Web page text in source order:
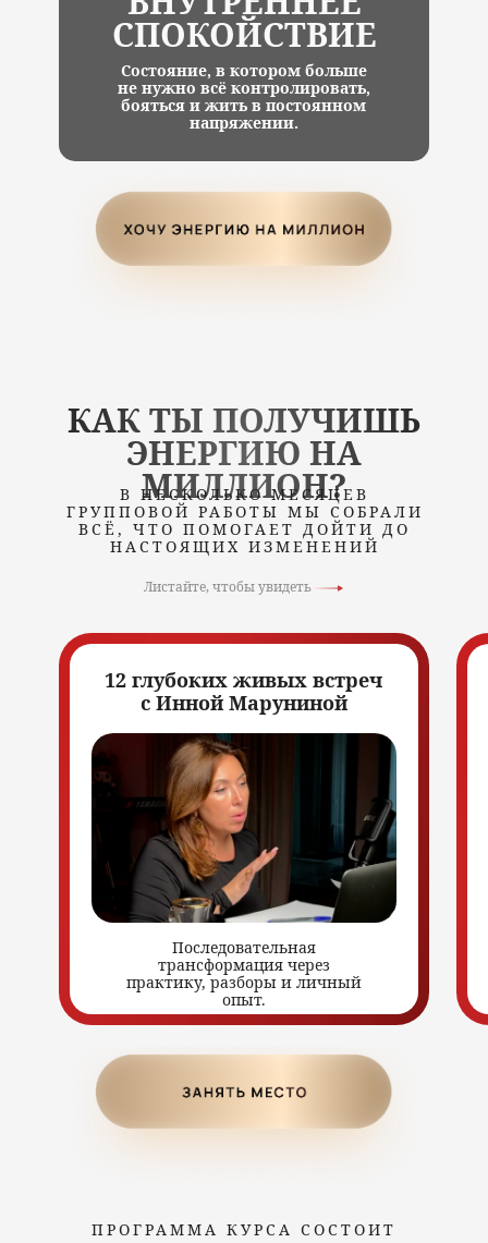
СПОКОЙСТВИЕ
Состояние, в котором больше
не нужно всё контролировать,
бояться и жить в постоянном
напряжении.
В НЕСКОЛЬКО МЕСЯЦЕВ
ГРУППОВОЙ РАБОТЫ МЫ СОБРАЛИ
ВСЁ, ЧТО ПОМОГАЕТ ДОЙТИ ДО
НАСТОЯЩИХ ИЗМЕНЕНИЙ
КАК ТЫ ПОЛУЧИШЬ
ЭНЕРГИЮ НА
МИЛЛИОН?
Листайте, чтобы увидеть
12 глубоких живых встреч
с Инной Маруниной
Последовательная
трансформация через
практику, разборы и личный
опыт.
ПРОГРАММА КУРСА СОСТОИТ